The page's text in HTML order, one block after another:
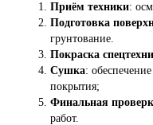
Приём техники:
Подготовка
грунтование.
Покраска
Сушка:
покрытия;
Финальная
работ.